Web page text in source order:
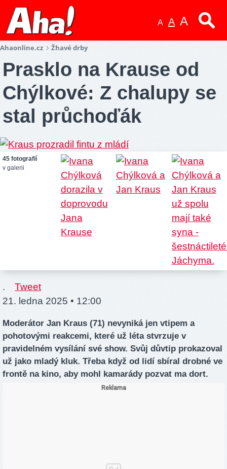
A A A
Ahaonline.cz Žhavé drby
Prasklo na Krause od
Chýlkové: Z chalupy se
stal průchoďák
45 fotografií
v galerii
.
Tweet
21. ledna 2025 • 12:00
Moderátor Jan Kraus (71) nevyniká jen vtipem a
pohotovými reakcemi, které už léta stvrzuje v
pravidelném vysílání své show. Svůj důvtip prokazoval
už jako mladý kluk. Třeba když od lidí sbíral drobné ve
frontě na kino, aby mohl kamarády pozvat ma dort.